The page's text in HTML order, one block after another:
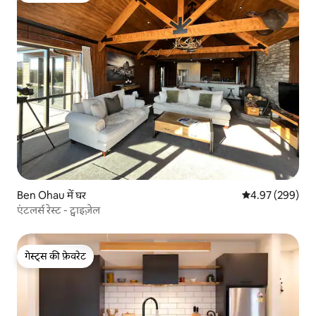
Ben Ohau में घर औसत रेटिंग 5 में से
4.97 (299)
एंटलर्स रेस्ट - ट्वाइज़ेल
गेस्ट्स की फ़ेवरेट
गेस्ट्स की फ़ेवरेट